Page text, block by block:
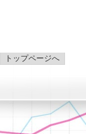
トップページへ